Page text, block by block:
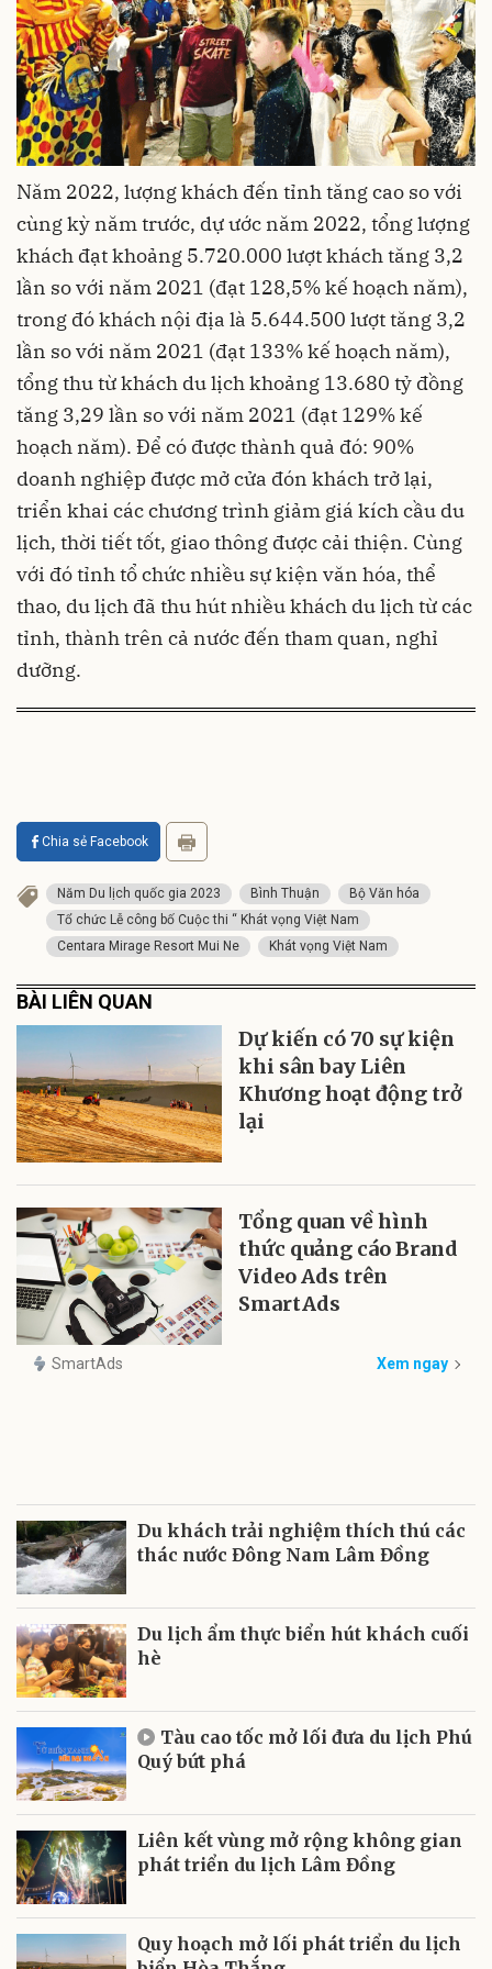
Năm 2022, lượng khách đến tỉnh tăng cao so với
cùng kỳ năm trước, dự ước năm 2022, tổng lượng
khách đạt khoảng 5.720.000 lượt khách tăng 3,2
lần so với năm 2021 (đạt 128,5% kế hoạch năm),
trong đó khách nội địa là 5.644.500 lượt tăng 3,2
lần so với năm 2021 (đạt 133% kế hoạch năm),
tổng thu từ khách du lịch khoảng 13.680 tỷ đồng
tăng 3,29 lần so với năm 2021 (đạt 129% kế
hoạch năm). Để có được thành quả đó: 90%
doanh nghiệp được mở cửa đón khách trở lại,
triển khai các chương trình giảm giá kích cầu du
lịch, thời tiết tốt, giao thông được cải thiện. Cùng
với đó tỉnh tổ chức nhiều sự kiện văn hóa, thể
thao, du lịch đã thu hút nhiều khách du lịch từ các
tỉnh, thành trên cả nước đến tham quan, nghỉ
dưỡng.
Chia sẻ Facebook
Năm Du lịch quốc gia 2023 Bình Thuận
Bộ Văn hóa
Tổ chức Lễ công bố Cuộc thi “ Khát vọng Việt Nam
Centara Mirage Resort Mui Ne
Khát vọng Việt Nam
BÀI LIÊN QUAN
Dự kiến có 70 sự kiện
khi sân bay Liên
Khương hoạt động trở
lại
Tổng quan về hình
thức quảng cáo Brand
Video Ads trên
SmartAds
SmartAds Xem ngay
Du khách trải nghiệm thích thú các
thác nước Đông Nam Lâm Đồng
Du lịch ẩm thực biển hút khách cuối
hè
Tàu cao tốc mở lối đưa du lịch Phú
Quý bứt phá
Liên kết vùng mở rộng không gian
phát triển du lịch Lâm Đồng
Quy hoạch mở lối phát triển du lịch